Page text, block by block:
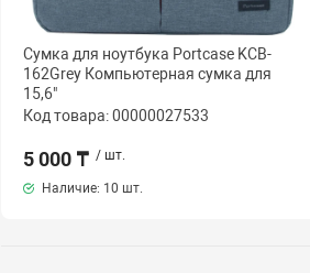
Сумка для ноутбука Portcase KCB-
162Grey Компьютерная сумка для
15,6"
Код товара: 00000027533
5 000 ₸ / шт.
Наличие: 10 шт.